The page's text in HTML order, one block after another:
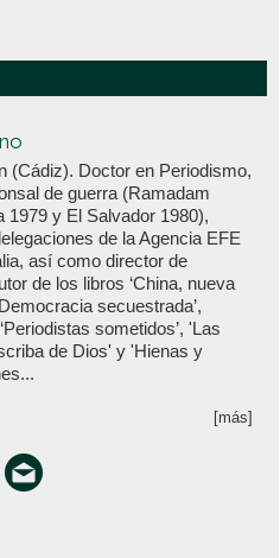
(Cádiz). Doctor en Periodismo,
de guerra (Ramadam
1979 y El Salvador 1980),
de la Agencia EFE
así como director de
de los libros ‘China, nueva
secuestrada’,
sometidos’, 'Las
de Dios' y 'Hienas y
[más]